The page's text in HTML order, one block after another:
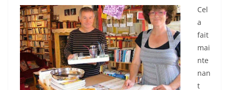
Cel
a
fait
mai
nte
nan
t